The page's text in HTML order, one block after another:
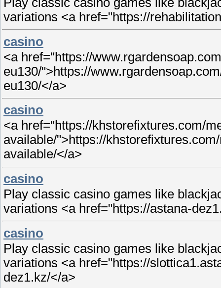
variations <a href="https://
casino
<a href="https://
eu130/">https://
eu130/</a>
casino
<a href="https://khstorefixtures.com/
available/">https://
available/</a>
casino
Play classic casino games like
variations <a href="https://astana-
casino
Play classic casino games like
variations <a href="https://
dez1.kz/</a>